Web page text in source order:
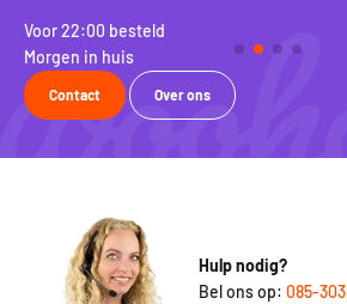
Voor 22:00 besteld
Morgen in huis
Contact Over ons
Hulp nodig?
Bel ons op: 085-